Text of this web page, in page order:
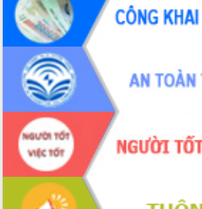
món ăn từ sầu riêng
Đắk Lắk công bố Quy hoạch và xúc
tiến đầu tư tỉnh
Ngành cá ngừ Đắk Lắk chủ động thích
ứng để giữ vững thị trường xuất khẩu
Diễn đàn Kinh tế tư nhân Việt Nam đột
phá cơ chế - Hợp tác công tư
Đề án 06 tạo bước ngoặt đột phá trong
cải cách hành chính tỉnh Đắk Lắk
Kết nối tour, đẩy mạnh chuyển đổi số
để phát triển du lịch Đắk Lắk
Khởi động Dự án Đầu tư xây dựng hạ
tầng kỹ thuật Cụm công nghiệp Tân
Tiến